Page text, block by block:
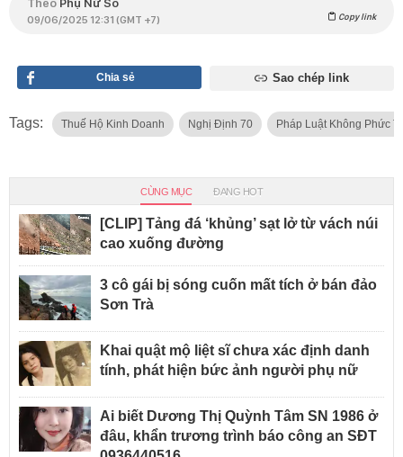
09/06/2025 12:31 (GMT +7) Copy link
Chia sẻ Sao chép link
Tags: Thuế Hộ Kinh Doanh Nghị Định 70 Pháp Luật Không Phức
CÙNG MỤC ĐANG HOT
[CLIP] Tảng đá ‘khủng’ sạt lở từ vách núi
cao xuống đường
3 cô gái bị sóng cuốn mất tích ở bán đảo
Sơn Trà
Khai quật mộ liệt sĩ chưa xác định danh
tính, phát hiện bức ảnh người phụ nữ
Ai biết Dương Thị Quỳnh Tâm SN 1986 ở
đâu, khẩn trương trình báo công an SĐT